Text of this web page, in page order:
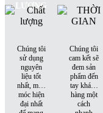
LƯỢNG
Chúng tôi
sử dụng
nguyên
liệu tốt
nhất, máy
móc hiện
đại nhất
Chúng tôi
cam kết sẽ
đem sản
phẩm đến
tay khách
hàng một
cách